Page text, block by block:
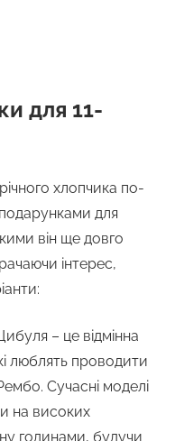
для 11-
хлопчика по-
для
він ще довго
інтерес,
– це відмінна
люблять проводити
Сучасні моделі
на високих
годинами, будучи